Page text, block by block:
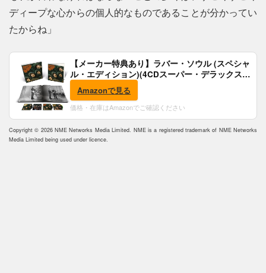
ディープな心からの個人的なものであることが分かってい
たからね」
【メーカー特典あり】ラバー・ソウル (スペシャ
ル・エディション)(4CDスーパー・デラックス)
(完全生産限定盤)(SHM-CD)(特典:B2ポスター付)
Amazonで見る
価格・在庫はAmazonでご確認ください
Copyright © 2026 NME Networks Media Limited. NME is a registered trademark of NME Networks
Media Limited being used under licence.